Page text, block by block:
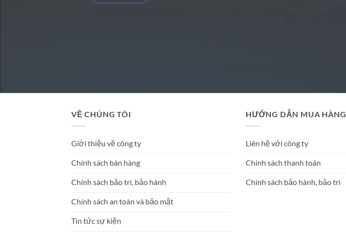
VỀ CHÚNG TÔI
Giới thiệu về công ty
Chính sách bán hàng
Chính sách bảo trì, bảo hành
Chính sách an toàn và bảo mật
Tin tức sự kiện
HƯỚNG DẪN MUA HÀNG
Liên hệ với công ty
Chính sách thanh toán
Chính sách bảo hành, bảo trì